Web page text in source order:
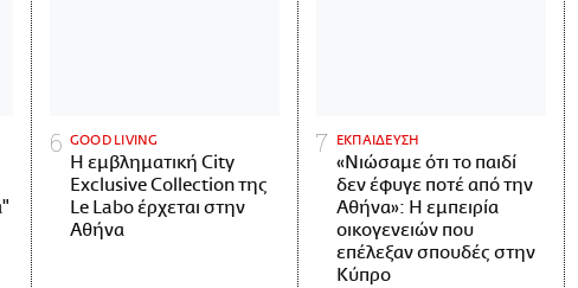
GOOD LIVING
Η εμβληματική City
Exclusive Collection της
Le Labo έρχεται στην
Αθήνα
ΕΚΠΑΙΔΕΥΣΗ
«Νιώσαμε ότι το παιδί
δεν έφυγε ποτέ από την
Αθήνα»: Η εμπειρία
οικογενειών που
επέλεξαν σπουδές στην
Κύπρο